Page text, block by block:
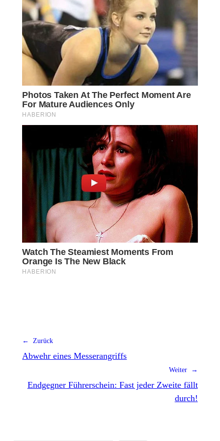
← Zurück
Abwehr eines Messerangriffs
Weiter →
Endgegner Führerschein: Fast jeder Zweite fällt
durch!